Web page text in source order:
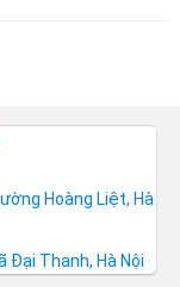
Hoàng Liệt, Hà
Đại Thanh, Hà Nội